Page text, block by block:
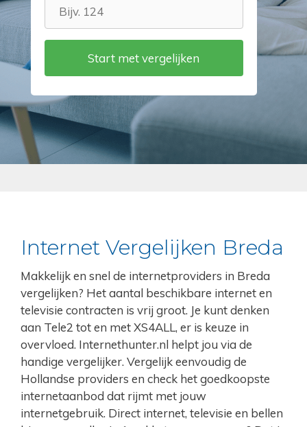
Internet Vergelijken Breda
Makkelijk en snel de internetproviders in Breda
vergelijken? Het aantal beschikbare internet en
televisie contracten is vrij groot. Je kunt denken
aan Tele2 tot en met XS4ALL, er is keuze in
overvloed. Internethunter.nl helpt jou via de
handige vergelijker. Vergelijk eenvoudig de
Hollandse providers en check het goedkoopste
internetaanbod dat rijmt met jouw
internetgebruik. Direct internet, televisie en bellen